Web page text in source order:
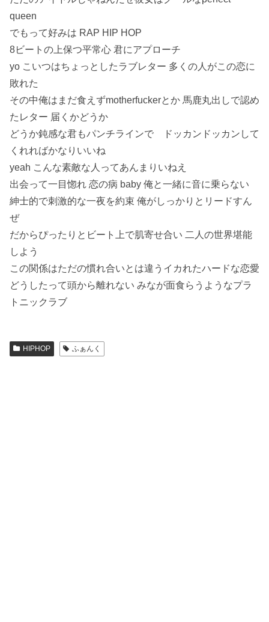
queen
でもって好みは RAP HIP HOP
8ビートの上保つ平常心 君にアプローチ
yo こいつはちょっとしたラブレター 多くの人がこの恋に
敗れた
その中俺はまだ食えずmotherfuckerとか 馬鹿丸出しで認め
たレター 届くかどうか
どうか鈍感な君もパンチラインで ドッカンドッカンして
くれればかなりいいね
yeah こんな素敵な人ってあんまりいねえ
出会って一目惚れ 恋の病 baby 俺と一緒に音に乗らない
紳士的で刺激的な一夜を約束 俺がしっかりとリードすん
ぜ
だからぴったりとビート上で肌寄せ合い 二人の世界堪能
しよう
この関係はただの慣れ合いとは違うイカれたハードな恋愛
どうしたって頭から離れない みなが面食らうようなプラ
トニックラブ
HIPHOP ふぁんく